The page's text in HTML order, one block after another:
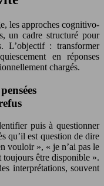
les approches cognitivo-
un cadre structuré pour
L’objectif : transformer
en réponses
chargés.
puis à questionner
qu’il est question de dire
vouloir », « je n’ai pas le
être disponible ».
interprétations, souvent